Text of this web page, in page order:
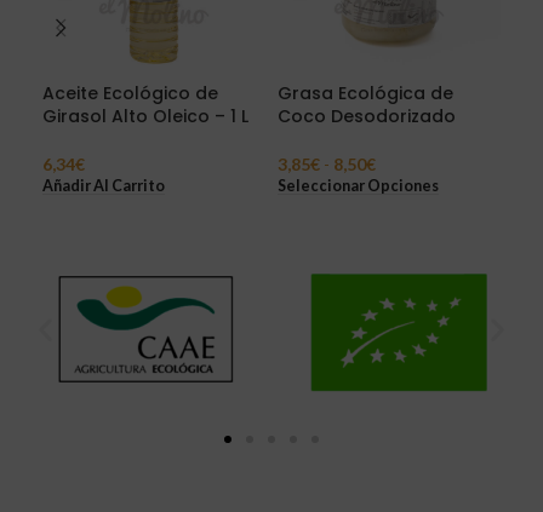
Aceite Ecológico de
Girasol Alto Oleico – 1 L
6,34€
Añadir Al Carrito
Grasa Ecológica de
Coco Desodorizado
3,85€ - 8,50€
Seleccionar Opciones